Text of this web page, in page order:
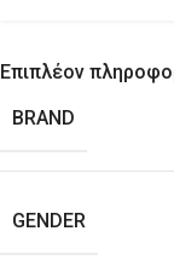
Επιπλέον
BRAND
GENDER